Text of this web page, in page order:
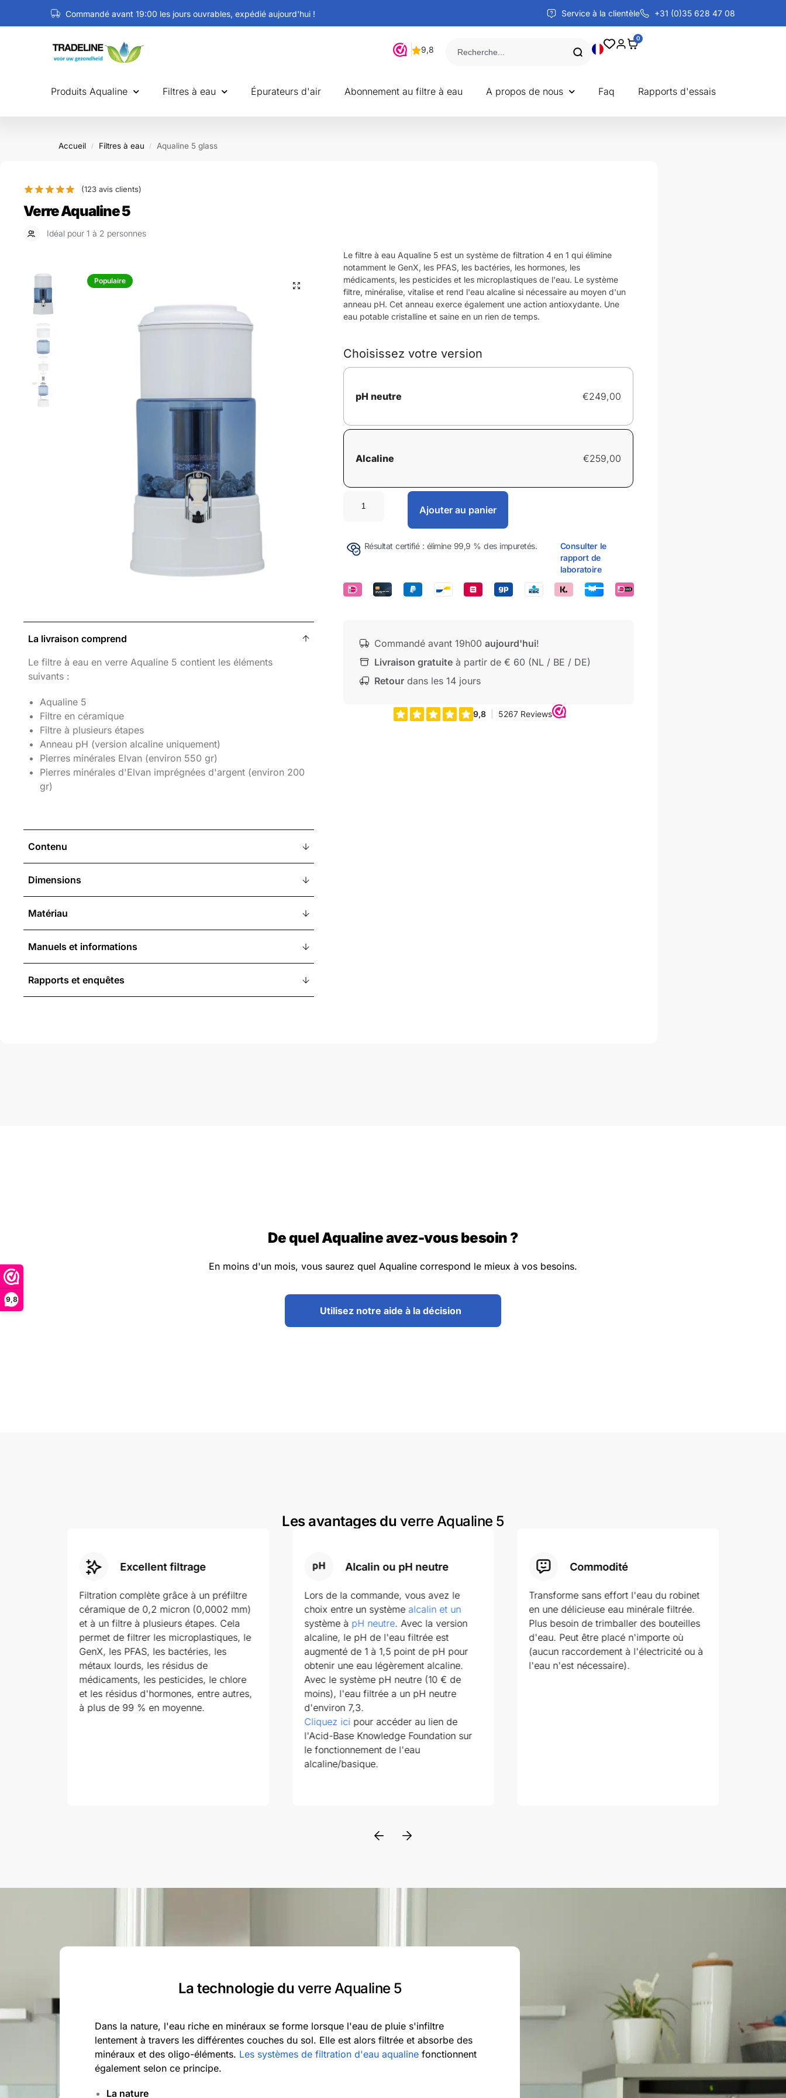
9,8
Commandé avant 19:00 les jours ouvrables, expédié aujourd'hui ! Service à la clientèle +31 (0)35 628 47 08
0
Produits Aqualine Filtres à eau Épurateurs d'air Abonnement au filtre à eau A propos de nous Faq Rapports d'essais
Accueil / Filtres à eau / Aqualine 5 glass
(123 avis clients)
Verre Aqualine 5
Idéal pour 1 à 2 personnes
Populaire
La livraison comprend
Le filtre à eau en verre Aqualine 5 contient les éléments
suivants :
Aqualine 5
Filtre en céramique
Filtre à plusieurs étapes
Anneau pH (version alcaline uniquement)
Pierres minérales Elvan (environ 550 gr)
Pierres minérales d'Elvan imprégnées d'argent (environ 200
gr)
Contenu
Dimensions
Matériau
Manuels et informations
Rapports et enquêtes
Le filtre à eau Aqualine 5 est un système de filtration 4 en 1 qui élimine
notamment le GenX, les PFAS, les bactéries, les hormones, les
médicaments, les pesticides et les microplastiques de l'eau. Le système
filtre, minéralise, vitalise et rend l'eau alcaline si nécessaire au moyen d'un
anneau pH. Cet anneau exerce également une action antioxydante. Une
eau potable cristalline et saine en un rien de temps.
Choisissez votre version
pH neutre €249,00
Alcaline €259,00
Ajouter au panier
Résultat certifié : élimine 99,9 % des impuretés.
Consulter le
rapport de
laboratoire
Commandé avant 19h00 aujourd'hui!
Livraison gratuiteà partir de € 60 (NL / BE / DE)
Retourdans les 14 jours
De quel Aqualine avez-vous besoin ?
En moins d'un mois, vous saurez quel Aqualine correspond le mieux à vos besoins.
Utilisez notre aide à la décision
Les avantages du verre Aqualine 5
Filtration complète grâce à un préfiltre
céramique de 0,2 micron (0,0002 mm)
et à un filtre à plusieurs étapes. Cela
permet de filtrer les microplastiques, le
GenX, les PFAS, les bactéries, les
métaux lourds, les résidus de
médicaments, les pesticides, le chlore
et les résidus d'hormones, entre autres,
à plus de 99 % en moyenne.
Excellent filtrage
Lors de la commande, vous avez le
choix entre un système alcalin et un
système à pH neutre. Avec la version
alcaline, le pH de l'eau filtrée est
augmenté de 1 à 1,5 point de pH pour
obtenir une eau légèrement alcaline.
Avec le système pH neutre (10 € de
moins), l'eau filtrée a un pH neutre
d'environ 7,3.
Cliquez icipour accéder au lien de
l'Acid-Base Knowledge Foundation sur
le fonctionnement de l'eau
alcaline/basique.
Alcalin ou pH neutre
Transforme sans effort l'eau du robinet
en une délicieuse eau minérale filtrée.
Plus besoin de trimballer des bouteilles
d'eau. Peut être placé n'importe où
(aucun raccordement à l'électricité ou à
l'eau n'est nécessaire).
Commodité
La technologie du verre Aqualine 5
Dans la nature, l'eau riche en minéraux se forme lorsque l'eau de pluie s'infiltre
lentement à travers les différentes couches du sol. Elle est alors filtrée et absorbe des
minéraux et des oligo-éléments. Les systèmes de filtration d'eau aqualine fonctionnent
également selon ce principe.
La nature